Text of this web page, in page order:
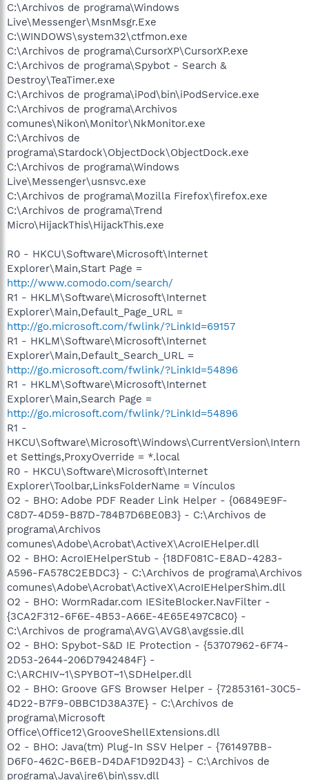
C:\Archivos de programa\Windows
Live\Messenger\MsnMsgr.Exe
C:\WINDOWS\system32\ctfmon.exe
C:\Archivos de programa\CursorXP\CursorXP.exe
C:\Archivos de programa\Spybot - Search &
Destroy\TeaTimer.exe
C:\Archivos de programa\iPod\bin\iPodService.exe
C:\Archivos de programa\Archivos
comunes\Nikon\Monitor\NkMonitor.exe
C:\Archivos de
programa\Stardock\ObjectDock\ObjectDock.exe
C:\Archivos de programa\Windows
Live\Messenger\usnsvc.exe
C:\Archivos de programa\Mozilla Firefox\firefox.exe
C:\Archivos de programa\Trend
Micro\HijackThis\HijackThis.exe
R0 - HKCU\Software\Microsoft\Internet
Explorer\Main,Start Page =
http://www.comodo.com/search/
R1 - HKLM\Software\Microsoft\Internet
Explorer\Main,Default_Page_URL =
http://go.microsoft.com/fwlink/?LinkId=69157
R1 - HKLM\Software\Microsoft\Internet
Explorer\Main,Default_Search_URL =
http://go.microsoft.com/fwlink/?LinkId=54896
R1 - HKLM\Software\Microsoft\Internet
Explorer\Main,Search Page =
http://go.microsoft.com/fwlink/?LinkId=54896
R1 -
HKCU\Software\Microsoft\Windows\CurrentVersion\Intern
et Settings,ProxyOverride = *.local
R0 - HKCU\Software\Microsoft\Internet
Explorer\Toolbar,LinksFolderName = Vínculos
O2 - BHO: Adobe PDF Reader Link Helper - {06849E9F-
C8D7-4D59-B87D-784B7D6BE0B3} - C:\Archivos de
programa\Archivos
comunes\Adobe\Acrobat\ActiveX\AcroIEHelper.dll
O2 - BHO: AcroIEHelperStub - {18DF081C-E8AD-4283-
A596-FA578C2EBDC3} - C:\Archivos de programa\Archivos
comunes\Adobe\Acrobat\ActiveX\AcroIEHelperShim.dll
O2 - BHO: WormRadar.com IESiteBlocker.NavFilter -
{3CA2F312-6F6E-4B53-A66E-4E65E497C8C0} -
C:\Archivos de programa\AVG\AVG8\avgssie.dll
O2 - BHO: Spybot-S&D IE Protection - {53707962-6F74-
2D53-2644-206D7942484F} -
C:\ARCHIV~1\SPYBOT~1\SDHelper.dll
O2 - BHO: Groove GFS Browser Helper - {72853161-30C5-
4D22-B7F9-0BBC1D38A37E} - C:\Archivos de
programa\Microsoft
Office\Office12\GrooveShellExtensions.dll
O2 - BHO: Java(tm) Plug-In SSV Helper - {761497BB-
D6F0-462C-B6EB-D4DAF1D92D43} - C:\Archivos de
programa\Java\jre6\bin\ssv.dll